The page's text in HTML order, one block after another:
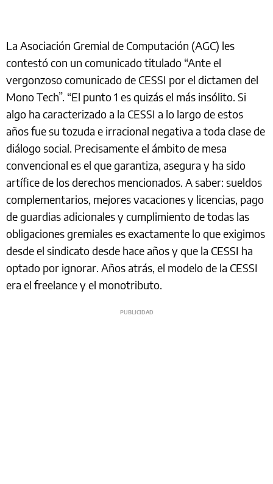
La Asociación Gremial de Computación (AGC) les
contestó con un comunicado titulado “Ante el
vergonzoso comunicado de CESSI por el dictamen del
Mono Tech”. “El punto 1 es quizás el más insólito. Si
algo ha caracterizado a la CESSI a lo largo de estos
años fue su tozuda e irracional negativa a toda clase de
diálogo social. Precisamente el ámbito de mesa
convencional es el que garantiza, asegura y ha sido
artífice de los derechos mencionados. A saber: sueldos
complementarios, mejores vacaciones y licencias, pago
de guardias adicionales y cumplimiento de todas las
obligaciones gremiales es exactamente lo que exigimos
desde el sindicato desde hace años y que la CESSI ha
optado por ignorar. Años atrás, el modelo de la CESSI
era el freelance y el monotributo.